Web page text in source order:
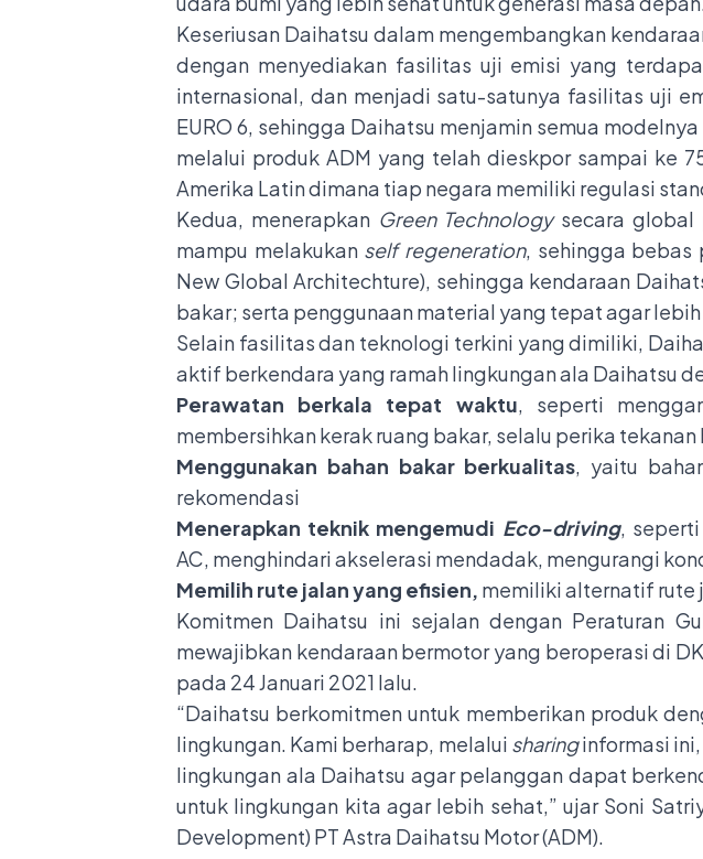
Keseriusan Daihatsu dalam mengembangkan
dengan menyediakan fasilitas uji emisi yang
internasional, dan menjadi satu-satunya fasilitas uji
EURO 6, sehingga Daihatsu menjamin semua
melalui produk ADM yang telah dieskpor sampai ke
Amerika Latin dimana tiap negara memiliki regulasi
Kedua, menerapkan Green Technologysecara global
mampu melakukan self regeneration, sehingga bebas
New Global Architechture), sehingga kendaraan
bakar; serta penggunaan material yang tepat agar
Selain fasilitas dan teknologi terkini yang dimiliki,
aktif berkendara yang ramah lingkungan ala Daihatsu
Perawatan berkala tepat waktu, seperti
membersihkan kerak ruang bakar, selalu perika tekanan
Menggunakan bahan bakar berkualitas, yaitu
rekomendasi
Menerapkan teknik mengemudi Eco-driving,
AC, menghindari akselerasi mendadak, mengurangi
Memilih rute jalan yang efisien, memiliki alternatif rute
Komitmen Daihatsu ini sejalan dengan Peraturan
mewajibkan kendaraan bermotor yang beroperasi di
pada 24 Januari 2021 lalu.
“Daihatsu berkomitmen untuk memberikan produk
lingkungan. Kami berharap, melalui sharinginformasi
lingkungan ala Daihatsu agar pelanggan dapat
untuk lingkungan kita agar lebih sehat,” ujar Soni
Development) PT Astra Daihatsu Motor (ADM).